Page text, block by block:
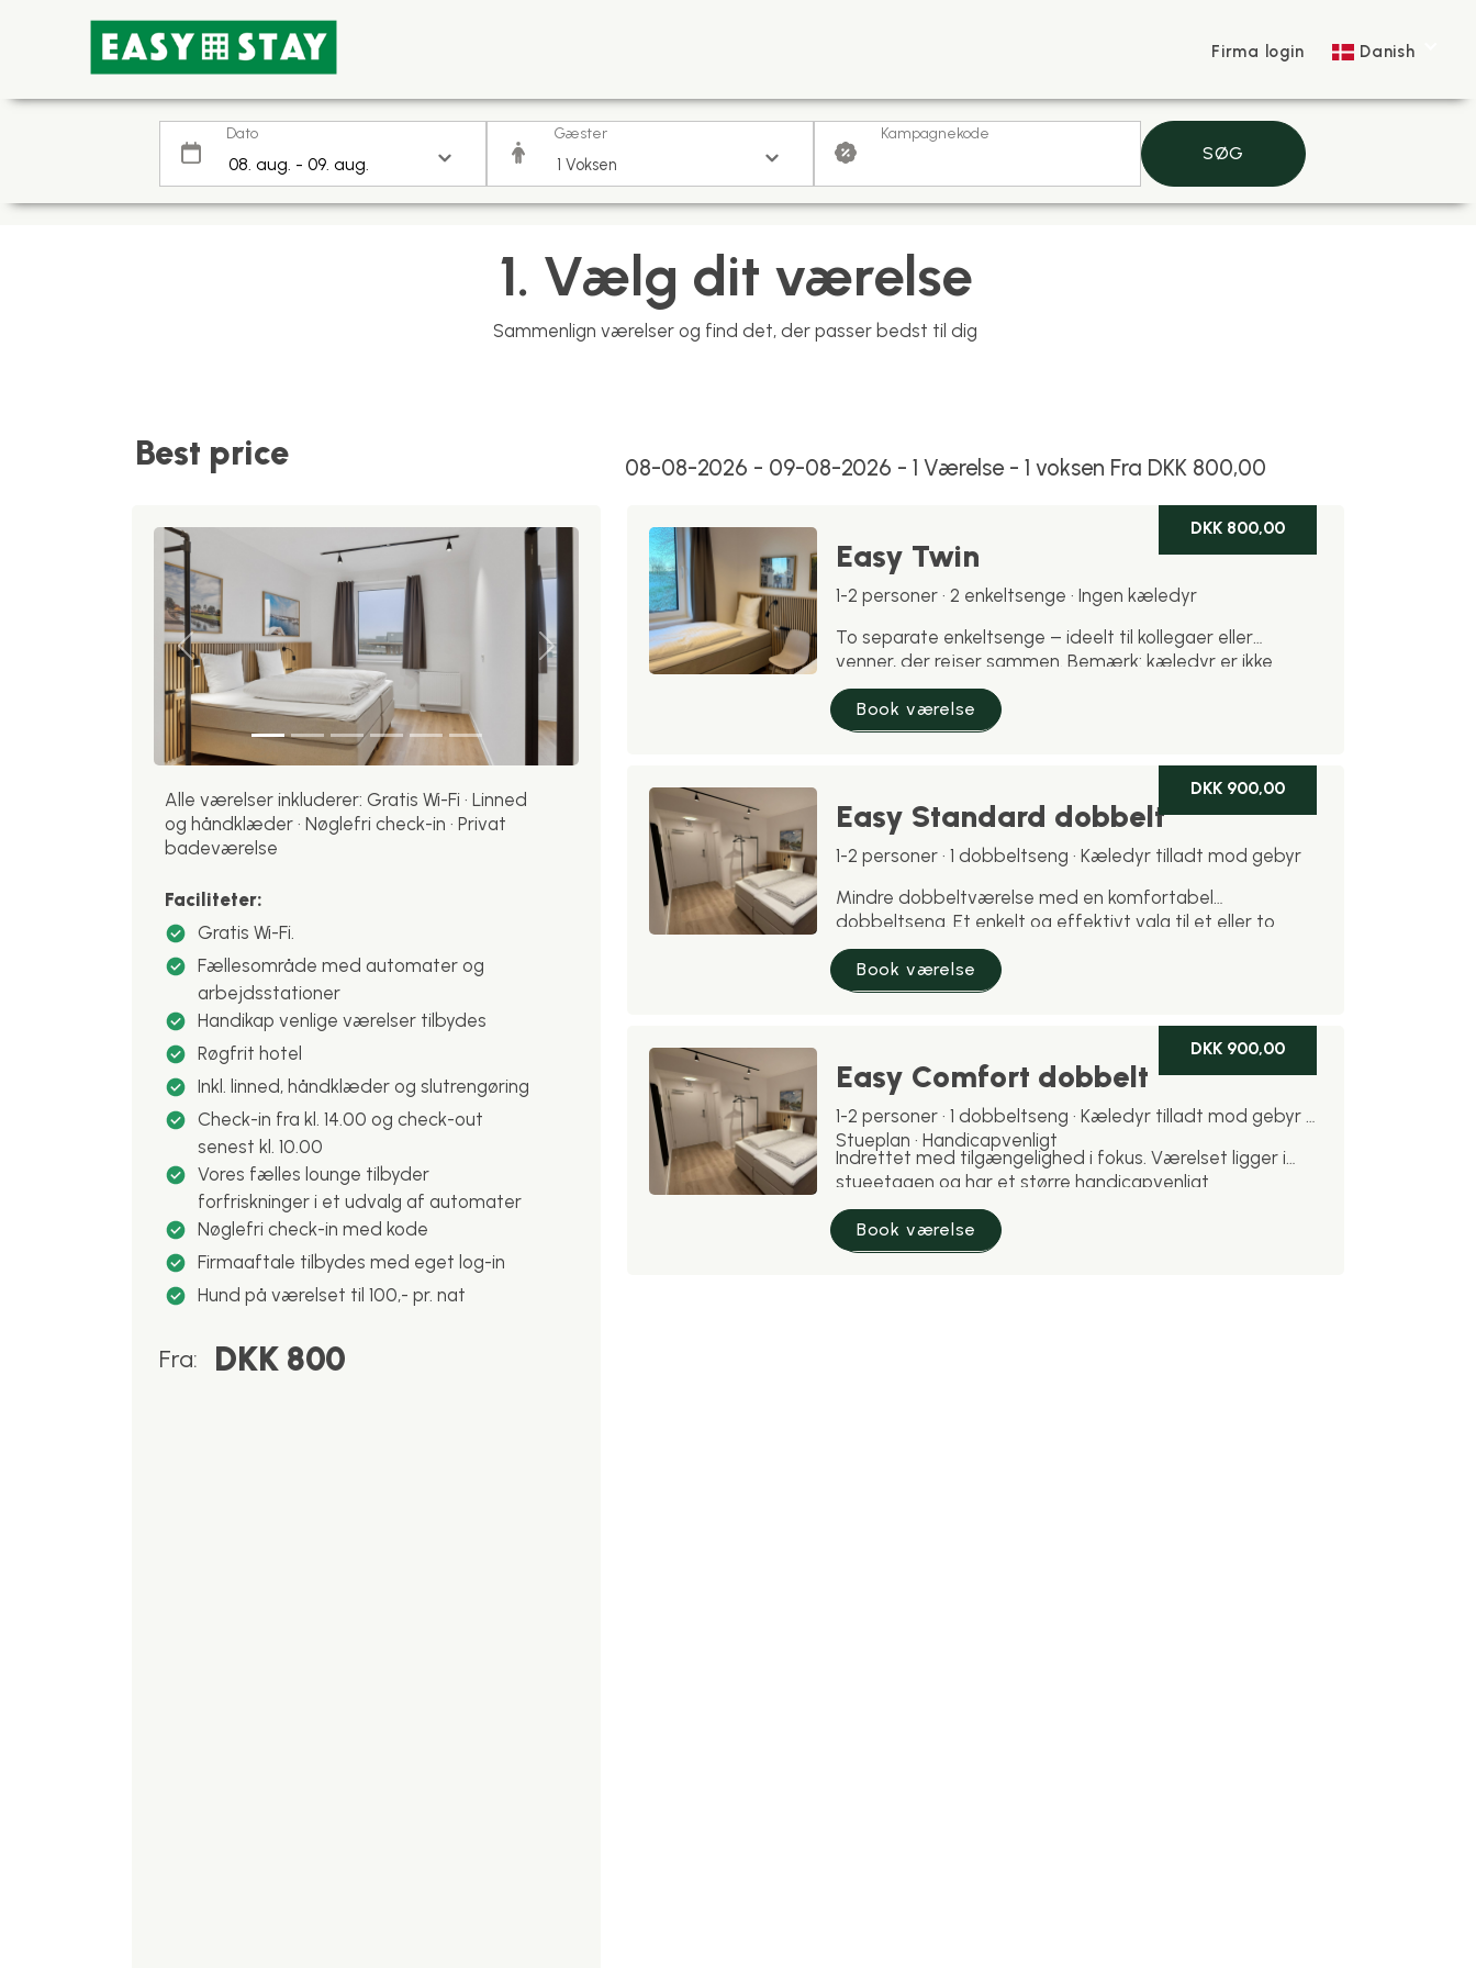
Firma login Danish
Dato Gæster Kampagnekode
SØG
1. Vælg dit værelse
Sammenlign værelser og find det, der passer bedst til dig
Best price 08-08-2026 - 09-08-2026 - 1 Værelse -1 voksen Fra DKK 800,00
Previous Next
Alle værelser inkluderer: Gratis Wi-Fi · Linned
og håndklæder · Nøglefri check-in · Privat
badeværelse
Faciliteter:
Gratis Wi-Fi.
Fællesområde med automater og
arbejdsstationer
Handikap venlige værelser tilbydes
Røgfrit hotel
Inkl. linned, håndklæder og slutrengøring
Check-in fra kl. 14.00 og check-out
senest kl. 10.00
Vores fælles lounge tilbyder
forfriskninger i et udvalg af automater
Nøglefri check-in med kode
Firmaaftale tilbydes med eget log-in
Hund på værelset til 100,- pr. nat
Fra: DKK 800
Easy Twin
1-2 personer · 2 enkeltsenge · Ingen kæledyr
To separate enkeltsenge – ideelt til kollegaer eller
venner, der rejser sammen. Bemærk: kæledyr er ikke
tilladt på dette værelse.
Læs mere
DKK 800,00
Book værelse
Easy Standard dobbelt
1-2 personer · 1 dobbeltseng · Kæledyr tilladt mod gebyr
Mindre dobbeltværelse med en komfortabel
dobbeltseng. Et enkelt og effektivt valg til et eller to
personer. Kæledyr er velkomne mod gebyr.
Læs mere
DKK 900,00
Book værelse
Easy Comfort dobbelt
1-2 personer · 1 dobbeltseng · Kæledyr tilladt mod gebyr ·
Stueplan · Handicapvenligt
Indrettet med tilgængelighed i fokus. Værelset ligger i
stueetagen og har et større handicapvenligt
badeværelse. Samme komfort og plads som Easy
Comfort. Kæledyr er velkomne mod gebyr.
Læs mere
DKK 900,00
Book værelse